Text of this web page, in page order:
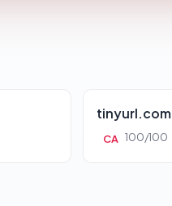
tinyurl.com
CA 100/100